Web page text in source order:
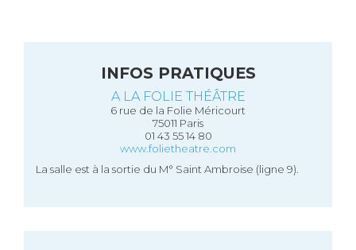
INFOS PRATIQUES
A LA FOLIE THÉÂTRE
6 rue de la Folie Méricourt
75011 Paris
01 43 55 14 80
www.folietheatre.com
La salle est à la sortie du M° Saint Ambroise (ligne 9).